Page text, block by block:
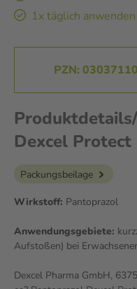
1x täglich anwenden
PZN: 03037110
Dexcel Protect
Packungsbeilage
Wirkstoff: Pantoprazol
Anwendungsgebiete:
Aufstoßen) bei
Dexcel Pharma GmbH,